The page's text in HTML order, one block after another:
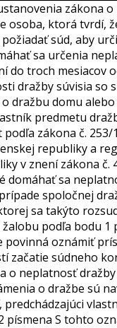
zákona o
osoba, ktorá tvrdí,
súd, aby
sa určenia
do troch mesiacov
dražby súvisia so
dražbu domu
predmetu
zákona č. 253/
republiky a
v znení zákona č.
domáhať sa
spoločnej
sa takýto
podľa bodu 1
povinná oznámiť
začatie súdneho
o neplatnosť
o dražbe sú
S tohto